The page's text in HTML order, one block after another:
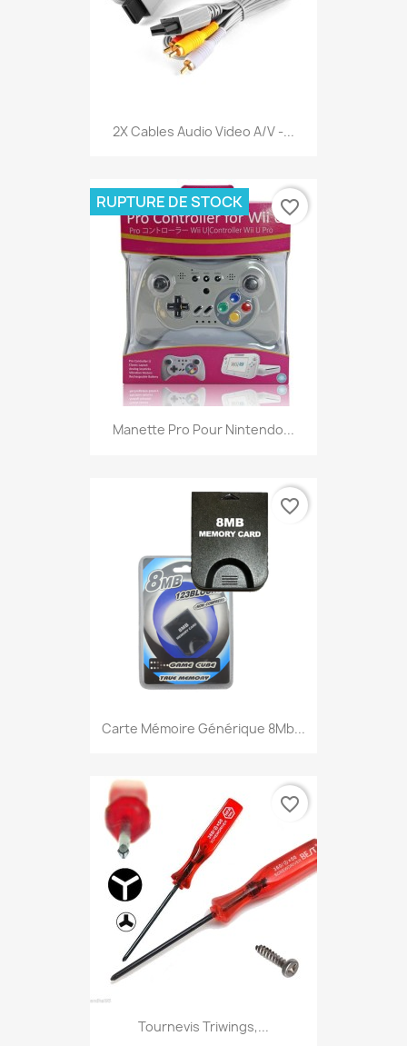
2X Cables Audio Video A/V -...
Manette Pro Pour Nintendo...
RUPTURE DE STOCK favorite_border
Carte Mémoire Générique 8Mb...
favorite_border
Tournevis Triwings,...
favorite_border